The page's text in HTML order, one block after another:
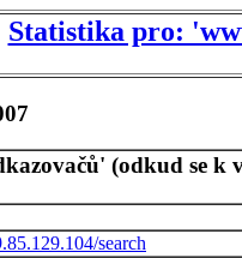
Statistika pro:
(odkud se k
search